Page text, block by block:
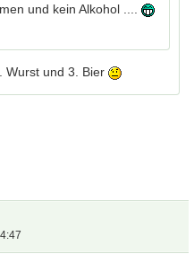
und kein Alkohol ....
Wurst und 3. Bier